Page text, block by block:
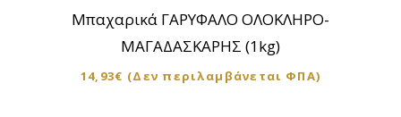
Μπαχαρικά ΓΑΡΥΦΑΛΟ ΟΛΟΚΛΗΡΟ-
ΜΑΓΑΔΑΣΚΑΡΗΣ (1kg)
14,93€ (Δεν περιλαμβάνεται ΦΠΑ)